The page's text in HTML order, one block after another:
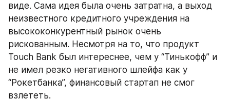
виде. Сама идея была очень затратна, а выход
неизвестного кредитного учреждения на
высококонкурентный рынок очень
рискованным. Несмотря на то, что продукт
Touch Bank был интереснее, чем у “Тинькофф” и
не имел резко негативного шлейфа как у
“Рокетбанка”, финансовый стартап не смог
взлететь.